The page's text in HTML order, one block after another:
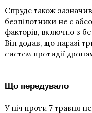
Спрудс також
безпілотники не є
факторів, включно з
Він додав, що наразі
систем протидії
Що передувало
У ніч проти 7 травня